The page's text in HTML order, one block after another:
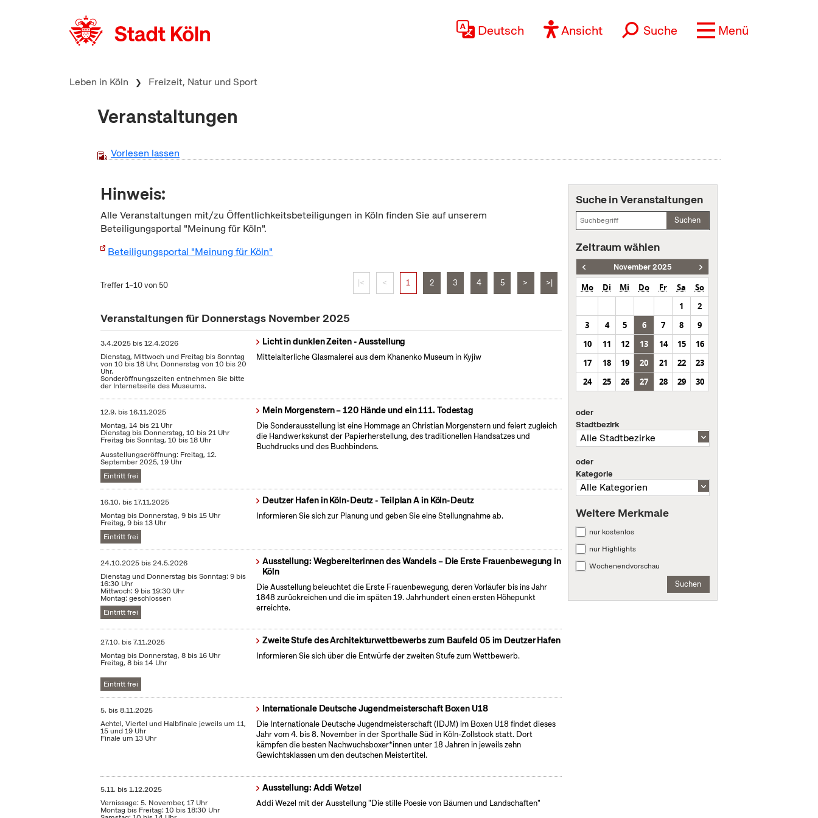
Deutsch Ansicht Suche Menü
Leben in Köln Freizeit, Natur und Sport
Veranstaltungen
Vorlesen lassen
Hinweis:
Alle Veranstaltungen mit/zu Öffentlichkeitsbeteiligungen in Köln finden Sie auf unserem
Beteiligungsportal "Meinung für Köln".
Beteiligungsportal "Meinung für Köln"
Treffer 1–10 von 50 |< < 1 2 3 4 5 > >|
Veranstaltungen für Donnerstags November 2025
3.4.2025 bis12.4.2026
Dienstag, Mittwoch und Freitag bis Sonntag
von 10 bis 18 Uhr, Donnerstag von 10 bis 20
Uhr.
Sonderöffnungszeiten entnehmen Sie bitte
der Internetseite des Museums.
Licht in dunklen Zeiten - Ausstellung
Mittelalterliche Glasmalerei aus dem Khanenko Museum in Kyjiw
12.9. bis16.11.2025
Montag, 14 bis 21 Uhr
Dienstag bis Donnerstag, 10 bis 21 Uhr
Freitag bis Sonntag, 10 bis 18 Uhr
Ausstellungseröffnung: Freitag, 12.
September 2025, 19 Uhr
Eintritt frei
Mein Morgenstern – 120 Hände und ein 111. Todestag
Die Sonderausstellung ist eine Hommage an Christian Morgenstern und feiert zugleich
die Handwerkskunst der Papierherstellung, des traditionellen Handsatzes und
Buchdrucks und des Buchbindens.
16.10. bis17.11.2025
Montag bis Donnerstag, 9 bis 15 Uhr
Freitag, 9 bis 13 Uhr
Eintritt frei
Deutzer Hafen in Köln-Deutz - Teilplan A in Köln-Deutz
Informieren Sie sich zur Planung und geben Sie eine Stellungnahme ab.
24.10.2025 bis24.5.2026
Dienstag und Donnerstag bis Sonntag: 9 bis
16:30 Uhr
Mittwoch: 9 bis 19:30 Uhr
Montag: geschlossen
Eintritt frei
Ausstellung: Wegbereiterinnen des Wandels – Die Erste Frauenbewegung in
Köln
Die Ausstellung beleuchtet die Erste Frauenbewegung, deren Vorläufer bis ins Jahr
1848 zurückreichen und die im späten 19. Jahrhundert einen ersten Höhepunkt
erreichte.
27.10. bis7.11.2025
Montag bis Donnerstag, 8 bis 16 Uhr
Freitag, 8 bis 14 Uhr
Eintritt frei
Zweite Stufe des Architekturwettbewerbs zum Baufeld 05 im Deutzer Hafen
Informieren Sie sich über die Entwürfe der zweiten Stufe zum Wettbewerb.
5. bis8.11.2025
Achtel, Viertel und Halbfinale jeweils um 11,
15 und 19 Uhr
Finale um 13 Uhr
Internationale Deutsche Jugendmeisterschaft Boxen U18
Die Internationale Deutsche Jugendmeisterschaft (IDJM) im Boxen U18 findet dieses
Jahr vom 4. bis 8. November in der Sporthalle Süd in Köln-Zollstock statt. Dort
kämpfen die besten Nachwuchsboxer*innen unter 18 Jahren in jeweils zehn
Gewichtsklassen um den deutschen Meistertitel.
5.11. bis1.12.2025
Vernissage: 5. November, 17 Uhr
Montag bis Freitag: 10 bis 18:30 Uhr
Ausstellung: Addi Wetzel
Addi Wezel mit der Ausstellung "Die stille Poesie von Bäumen und Landschaften"
Suche in Veranstaltungen
Suchen
Zeitraum wählen
November 2025
Mo Di Mi Do Fr Sa
So
1
2
3
4 5 6 7 8
9
10
11 12 13 14 15
16
17
18 19 20 21 22
23
24
25 26 27 28 29 30
oder
Stadtbezirk
oder
Kategorie
Weitere Merkmale
nur kostenlos
nur Highlights
Wochenendvorschau
Suchen